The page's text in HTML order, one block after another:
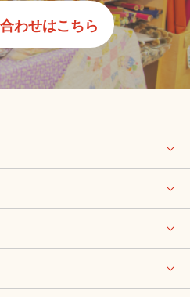
わせはこちら